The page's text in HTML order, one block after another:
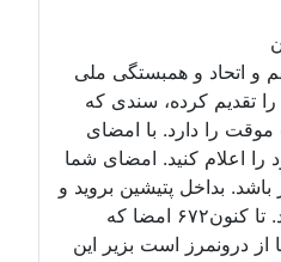
و اتحاد و همبستگی ملی
را تقدیم کرده، سندی که
موقت را دارد. با امضای
را اعلام کنید. امضای شما
باشد. بداخل پتیشین بروید و
درخواستنامه را امضا کنید. تا کنون۶۷۲ امضا که
از درونمرز است بزیر این